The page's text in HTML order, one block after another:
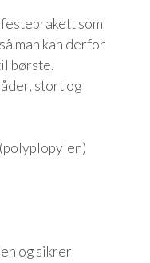
som
man kan derfor
børste.
stort og
og sikrer